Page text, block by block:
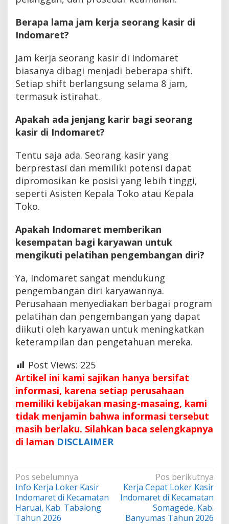
Berapa lama jam kerja seorang kasir di
Indomaret?
Jam kerja seorang kasir di Indomaret
biasanya dibagi menjadi beberapa shift.
Setiap shift berlangsung selama 8 jam,
termasuk istirahat.
Apakah ada jenjang karir bagi seorang
kasir di Indomaret?
Tentu saja ada. Seorang kasir yang
berprestasi dan memiliki potensi dapat
dipromosikan ke posisi yang lebih tinggi,
seperti Asisten Kepala Toko atau Kepala
Toko.
Apakah Indomaret memberikan
kesempatan bagi karyawan untuk
mengikuti pelatihan pengembangan diri?
Ya, Indomaret sangat mendukung
pengembangan diri karyawannya.
Perusahaan menyediakan berbagai program
pelatihan dan pengembangan yang dapat
diikuti oleh karyawan untuk meningkatkan
keterampilan dan pengetahuan mereka.
Post Views: 225
Artikel ini kami sajikan hanya bersifat
informasi, karena setiap perusahaan
memiliki kebijakan masing-masaing, kami
tidak menjamin bahwa informasi tersebut
masih berlaku. Silahkan baca selengkapnya
di laman DISCLAIMER
Navigasi
pos
Pos sebelumnya
Info Kerja Loker Kasir
Indomaret di Kecamatan
Haruai, Kab. Tabalong
Tahun 2026
Pos berikutnya
Kerja Cepat Loker Kasir
Indomaret di Kecamatan
Somagede, Kab.
Banyumas Tahun 2026